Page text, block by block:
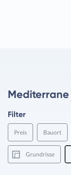
Filter
Preis Bauort
Grundrisse